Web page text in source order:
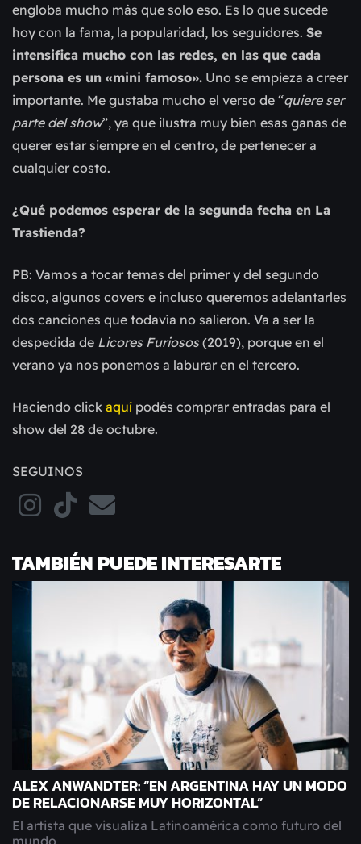
engloba mucho más que solo eso. Es lo que sucede
hoy con la fama, la popularidad, los seguidores. Se
intensifica mucho con las redes, en las que cada
persona es un «mini famoso». Uno se empieza a creer
importante. Me gustaba mucho el verso de “quiere ser
parte del show”, ya que ilustra muy bien esas ganas de
querer estar siempre en el centro, de pertenecer a
cualquier costo.
¿Qué podemos esperar de la segunda fecha en La
Trastienda?
PB: Vamos a tocar temas del primer y del segundo
disco, algunos covers e incluso queremos adelantarles
dos canciones que todavía no salieron. Va a ser la
despedida de Licores Furiosos(2019), porque en el
verano ya nos ponemos a laburar en el tercero.
Haciendo click aquí podés comprar entradas para el
show del 28 de octubre.
SEGUINOS
TAMBIÉN PUEDE INTERESARTE
ALEX ANWANDTER: “EN ARGENTINA HAY UN MODO
DE RELACIONARSE MUY HORIZONTAL”
El artista que visualiza Latinoamérica como futuro del
mundo